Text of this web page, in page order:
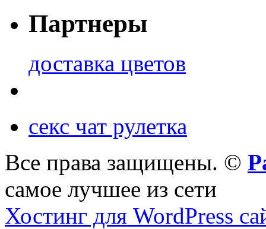
Партнеры
доставка цветов
секс чат рулетка
Все права защищены. ©
самое лучшее из сети
Хостинг для WordPress